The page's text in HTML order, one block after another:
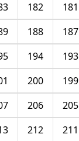
181
182
187
188
193
194
199
200
205
206
211
212